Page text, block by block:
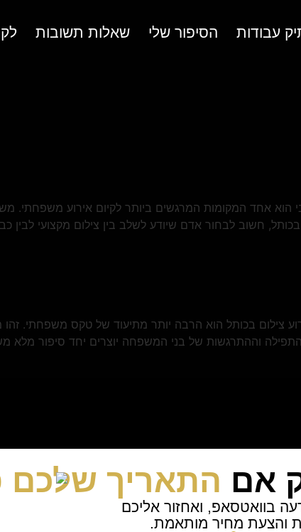
עבודות הסיפור שלי שאלות תשובות
אחד המקומות המרגשים ביותר לקיום אירוע משפחתי.
חשוב לבחור אדם שיודע לשלב בין צילום מקצועי
צילום בכותל הוא הרבה יותר מתיעוד של טקס משפחתי.
וההתרגשות של בני המשפחה יוצרים יחד סיפור מלא
אם התאריך שלכם
בוואטסאפ, ואחזור אליכם
והצעת מחיר מותאמת.